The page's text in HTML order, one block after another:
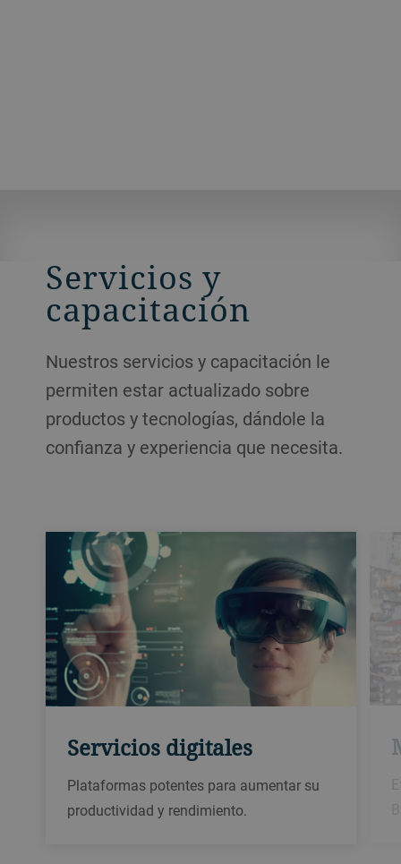
Servicios y
capacitación
Nuestros servicios y capacitación le
permiten estar actualizado sobre
productos y tecnologías, dándole la
confianza y experiencia que necesita.
Servicios digitales
Plataformas potentes para aumentar su
productividad y rendimiento.